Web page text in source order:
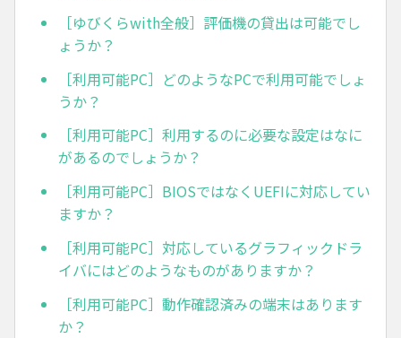
［ゆびくらwith全般］評価機の貸出は可能でし
ょうか？
［利用可能PC］どのようなPCで利用可能でしょ
うか？
［利用可能PC］利用するのに必要な設定はなに
があるのでしょうか？
［利用可能PC］BIOSではなくUEFIに対応してい
ますか？
［利用可能PC］対応しているグラフィックドラ
イバにはどのようなものがありますか？
［利用可能PC］動作確認済みの端末はあります
か？